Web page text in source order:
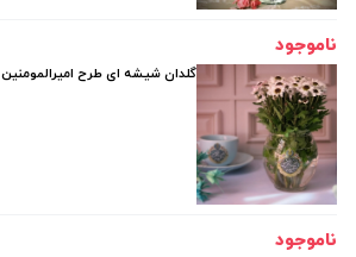
ناموجود
گلدان شیشه ای طرح امیرالمومنین
ناموجود